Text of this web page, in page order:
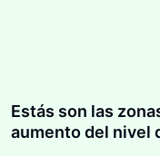
Estás son las
aumento del nivel